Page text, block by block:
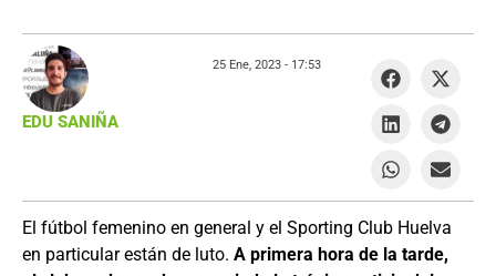
El fútbol femenino en general y el Sporting Club Huelva
en particular están de luto. A primera hora de la tarde,
EDU SANIÑA
25 Ene, 2023 - 17:53